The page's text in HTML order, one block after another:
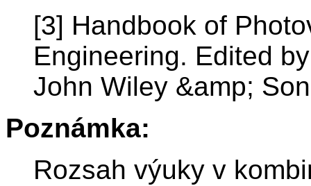
[3] Handbook of
Engineering. Edited
John Wiley &amp;
Poznámka:
Rozsah výuky v